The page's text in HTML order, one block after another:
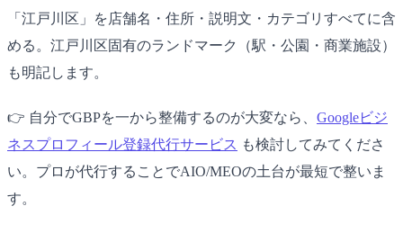
「江戸川区」を店舗名・住所・説明文・カテゴリすべてに含
める。江戸川区固有のランドマーク（駅・公園・商業施設）
も明記します。
👉 自分でGBPを一から整備するのが大変なら、 Googleビジ
ネスプロフィール登録代行サービス も検討してみてくださ
い。プロが代行することでAIO/MEOの土台が最短で整いま
す。